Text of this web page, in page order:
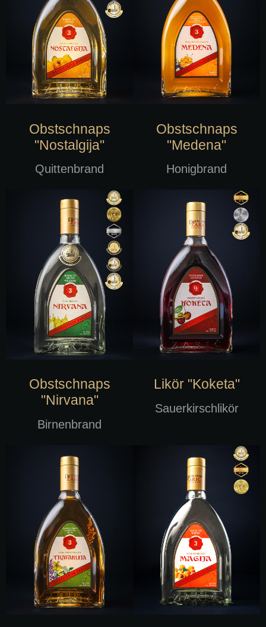
Obstschnaps
"Nostalgija"
Quittenbrand
Obstschnaps
"Medena"
Honigbrand
Obstschnaps
"Nirvana"
Birnenbrand
Likör "Koketa"
Sauerkirschlikör